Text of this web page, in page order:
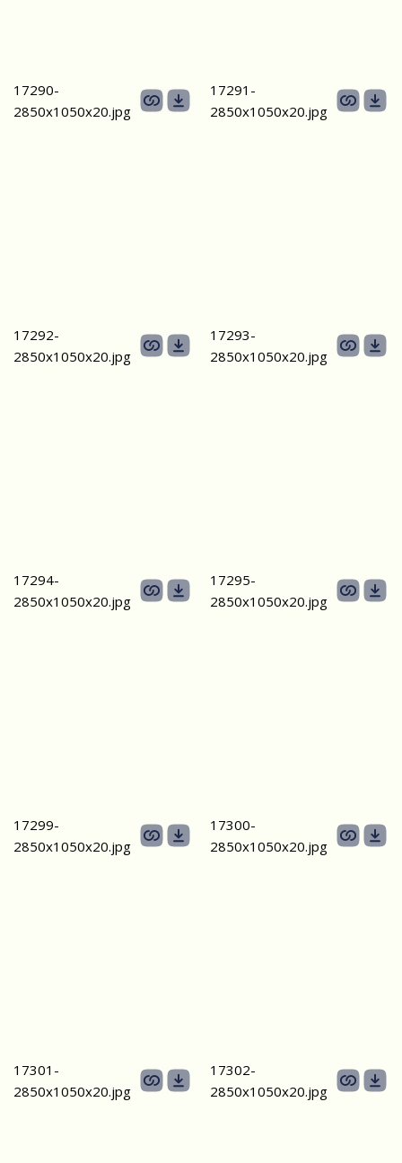
17290-
2850х1050х20.jpg
17291-
2850х1050х20.jpg
17292-
2850х1050х20.jpg
17293-
2850х1050х20.jpg
17294-
2850х1050х20.jpg
17295-
2850х1050х20.jpg
17299-
2850х1050х20.jpg
17300-
2850х1050х20.jpg
17301-
2850х1050х20.jpg
17302-
2850х1050х20.jpg